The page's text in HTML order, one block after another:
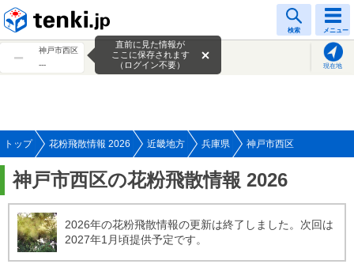
検索 メニュー
神戸市西区
---
現在地
直前に見た情報が
ここに保存されます
（ログイン不要）
トップ 花粉飛散情報 2026 近畿地方 兵庫県 神戸市西区
神戸市西区の花粉飛散情報 2026
2026年の花粉飛散情報の更新は終了しました。次回は
2027年1月頃提供予定です。